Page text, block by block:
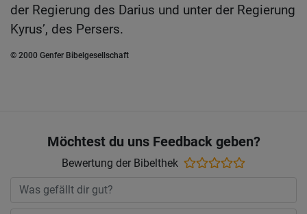
der Regierung des Darius und unter der Regierung
Kyrus’, des Persers.
© 2000 Genfer Bibelgesellschaft
Möchtest du uns Feedback geben?
Bewertung der Bibelthek